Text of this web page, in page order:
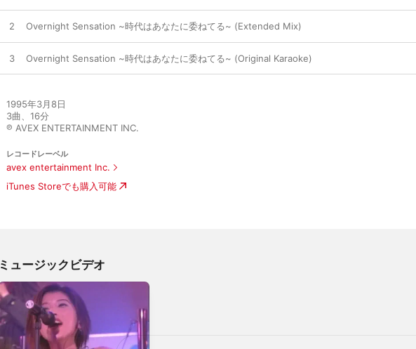
2 Overnight Sensation ~時代はあなたに委ねてる~ (Extended Mix)
3 Overnight Sensation ~時代はあなたに委ねてる~ (Original Karaoke)
1995年3月8日
3曲、16分
℗ AVEX ENTERTAINMENT INC.
レコードレーベル
avex entertainment Inc.
iTunes Storeでも購入可能
ミュージックビデオ